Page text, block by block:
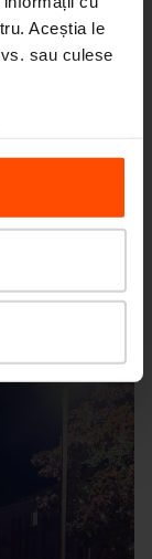
Aceștia le
sau culese
Personal